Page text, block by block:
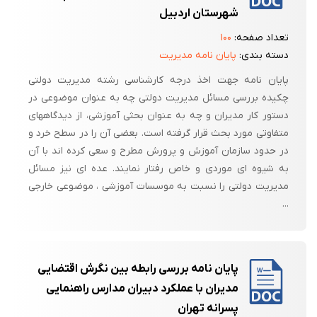
شهرستان اردبیل
تعداد صفحه: ۱۰۰
دسته بندی: پایان نامه مدیریت
پایان نامه جهت اخذ درجه کارشناسی رشته مدیریت دولتی
چکیده بررسی مسائل مدیریت دولتی چه به عنوان موضوعی در
دستور کار مدیران و چه به عنوان بحثی آموزشی، از دیدگاههای
متفاوتی مورد بحث قرار گرفته است. بعضی آن را در سطح خرد و
در حدود سازمان آموزش و پرورش مطرح و سعی کرده اند با آن
به شیوه ای موردی و خاص رفتار نمایند. عده ای نیز مسائل
مدیریت دولتی را نسبت به موسسات آموزشی ، موضوعی خارجی
...
پایان نامه بررسی رابطه بین نگرش اقتضایی
مدیران با عملکرد دبیران مدارس راهنمایی
پسرانه تهران